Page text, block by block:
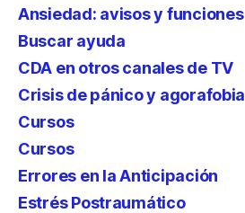
Ansiedad: avisos y funciones
Buscar ayuda
CDA en otros canales de TV
Crisis de pánico y agorafobia
Cursos
Cursos
Errores en la Anticipación
Estrés Postraumático